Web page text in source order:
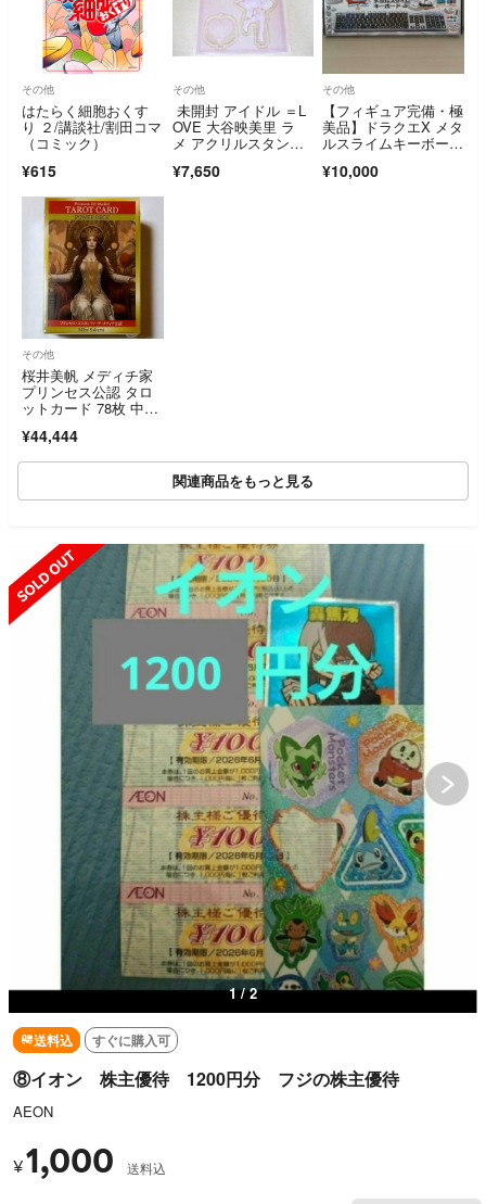
その他
はたらく細胞おくす
り ２/講談社/割田コマ
（コミック）
¥615
その他
未開封 アイドル ＝L
OVE 大谷映美里 ラ
メ アクリルスタン
装
¥7,650
その他
【フィギュア完備・極
美品】ドラクエX メタ
ルスライムキーボー
¥10,000
その他
桜井美帆 メディチ家
プリンセス公認 タロ
ットカード 78枚 中サ
¥44,444
関連商品をもっと見る
SOLD OUT
2 / 2
送料込 すぐに購入可
⑧イオン 株主優待 1200円分 フジの株主優待
AEON
¥1,000 送料込